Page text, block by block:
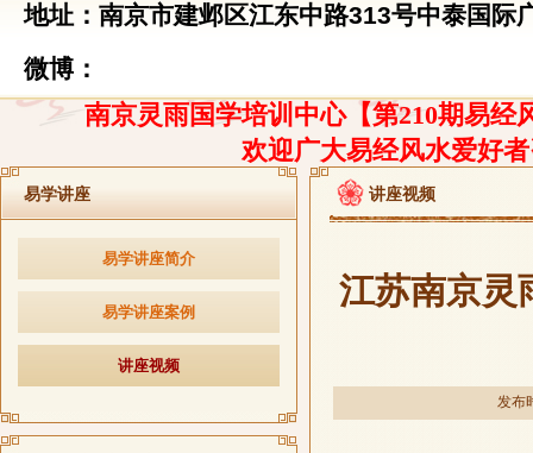
地址：南京市建邺区江东中路313号中泰国际
微博：
南京灵雨国学培训中心【第210期易经
欢迎广大易经风水爱好
易学讲座
易学讲座简介
易学讲座案例
讲座视频
讲座视频
江苏南京
发布